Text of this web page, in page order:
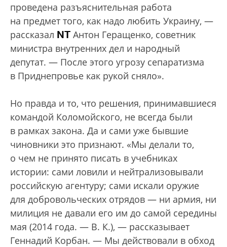
проведена разъяснительная работа
на предмет того, как надо любить Украину, —
рассказал NT Антон Геращенко, советник
министра внутренних дел и народный
депутат. — После этого угрозу сепаратизма
в Приднепровье как рукой сняло».
Но правда и то, что решения, принимавшиеся
командой Коломойского, не всегда были
в рамках закона. Да и сами уже бывшие
чиновники это признают. «Мы делали то,
о чем не принято писать в учебниках
истории: сами ловили и нейтрализовывали
российскую агентуру; сами искали оружие
для добровольческих отрядов — ни армия, ни
милиция не давали его им до самой середины
мая (2014 года. — В. К.), — рассказывает
Геннадий Корбан. — Мы действовали в обход